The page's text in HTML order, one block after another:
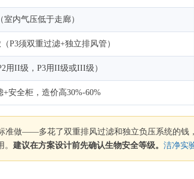
室内气压低于走廊）
P3须双重过滤+独立排风管）
用II级，P3用II级或III级）
+安全柜，造价高30%-60%
准做——多花了双重排风过滤和独立负压系统的
建议在方案设计前先确认生物安全等级。 洁净实